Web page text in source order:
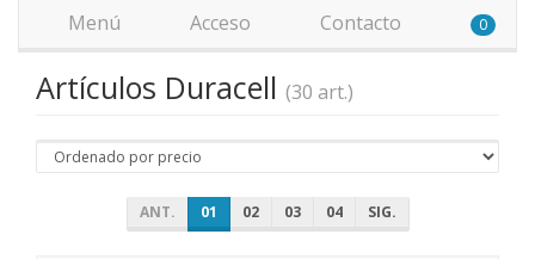
Menú Acceso Contacto 0
Artículos Duracell (30 art.)
ANT. 01 02 03 04 SIG.